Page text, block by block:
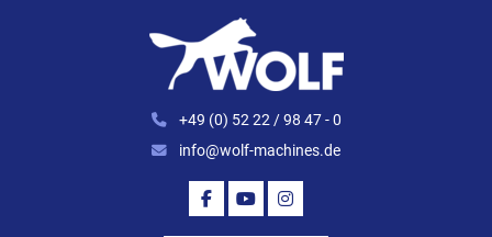
+49 (0) 52 22 / 98 47 - 0
info@wolf-machines.de
FACEBOOK
YOUTUBEINSTAGRAM